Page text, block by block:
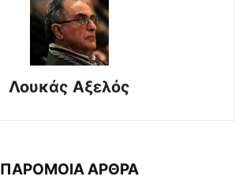
Λουκάς Αξελός
ΠΑΡΟΜΟΙΑ ΑΡΘΡΑ